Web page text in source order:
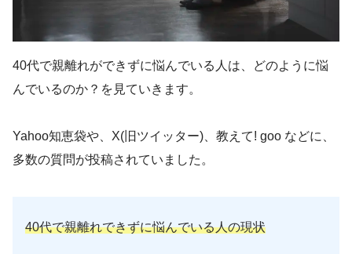
40代で親離れができずに悩んでいる人は、どのように悩
んでいるのか？を見ていきます。
Yahoo知恵袋や、X(旧ツイッター)、教えて! goo などに、
多数の質問が投稿されていました。
40代で親離れできずに悩んでいる人の現状